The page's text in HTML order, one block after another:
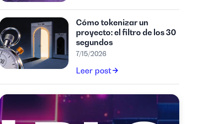
Cómo tokenizar un
proyecto: el filtro de los 30
segundos
7/15/2026
Leer post